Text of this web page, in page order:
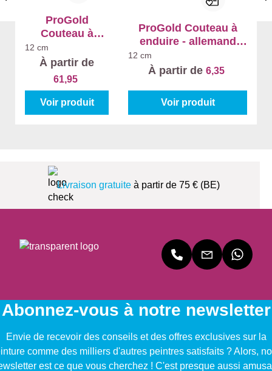
ProGold
Couteau à
Enduire Anglais
12 cm
À partir de
61,95
Voir produit
ProGold Couteau à
enduire - allemand
12 cm
À partir de 6,35
Voir produit
Livraison gratuiteà partir de 75 € (BE)
Abonnez-vous à notre newsletter
Envie de recevoir des conseils et des offres exclusives sur la
comme des milliers d'autres peintres satisfaits ? Alors,
est ce que vous cherchez ! C'est presque aussi